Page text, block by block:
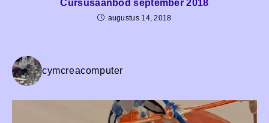
Cursusaanbod september 2018
augustus 14, 2018
cymcreacomputer